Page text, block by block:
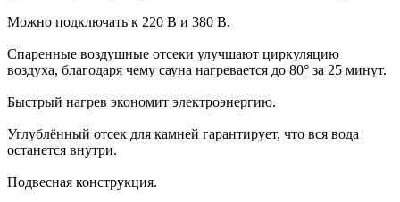
Можно подключать к 220 В и 380 В.
Спаренные воздушные отсеки улучшают циркуляцию
воздуха, благодаря чему сауна нагревается до 80° за 25 минут.
Быстрый нагрев экономит электроэнергию.
Углублённый отсек для камней гарантирует, что вся вода
останется внутри.
Подвесная конструкция.